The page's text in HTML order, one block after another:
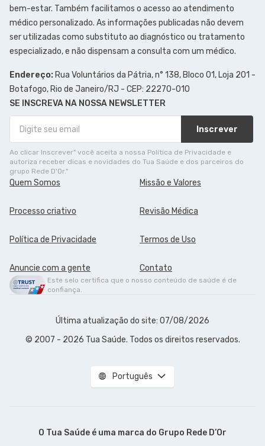
bem-estar. Também facilitamos o acesso ao atendimento
médico personalizado. As informações publicadas não devem
ser utilizadas como substituto ao diagnóstico ou tratamento
especializado, e não dispensam a consulta com um médico.
Endereço: Rua Voluntários da Pátria, n° 138, Bloco 01, Loja 201 -
Botafogo, Rio de Janeiro/RJ - CEP: 22270-010
SE INSCREVA NA NOSSA NEWSLETTER
Inscrever
Ao clicar Inscrever" você aceita a nossa Política de Privacidade e
autoriza receber dicas e novidades do Tua Saúde e dos parceiros do
grupo Rede D'Or."
Quem Somos Missão e Valores
Processo criativo Revisão Médica
Política de Privacidade Termos de Uso
Anuncie com a gente Contato
Este selo certifica que o nosso conteúdo de saúde é de
confiança.
Última atualização do site: 07/08/2026
© 2007 - 2026 Tua Saúde. Todos os direitos reservados.
Português
O Tua Saúde é uma marca do Grupo Rede D’Or